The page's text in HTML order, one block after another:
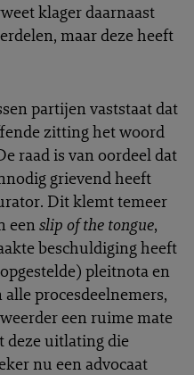
klager daarnaast
maar deze heeft
partijen vaststaat dat
zitting het woord
raad is van oordeel dat
grievend heeft
Dit klemt temeer
eenslip of the tongue,
beschuldiging heeft
pleitnota en
procesdeelnemers,
een ruime mate
deze uitlating die
nu een advocaat